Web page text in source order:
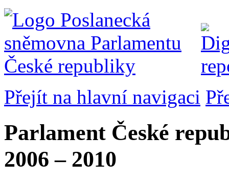
Přejít na hlavní navigaci
Parlament České
2006 – 2010